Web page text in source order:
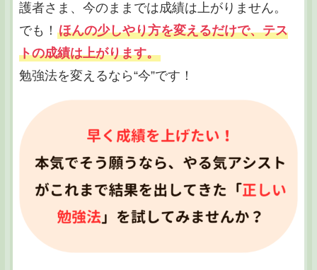
護者さま、今のままでは成績は上がりません。
でも！ ほんの少しやり方を変えるだけで、テス
トの成績は上がります。
勉強法を変えるなら“今”です！